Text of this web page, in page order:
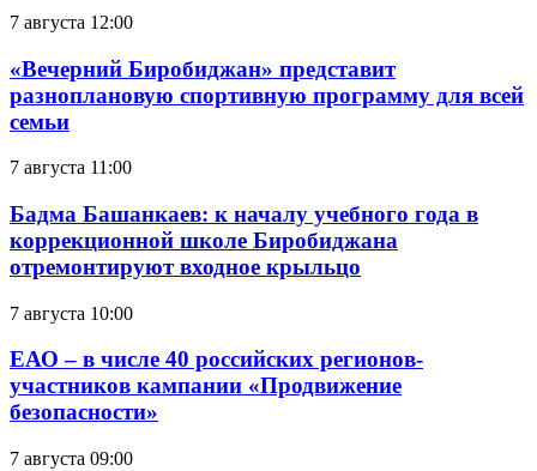
7 августа 12:00
«Вечерний Биробиджан» представит
разноплановую спортивную программу для всей
семьи
7 августа 11:00
Бадма Башанкаев: к началу учебного года в
коррекционной школе Биробиджана
отремонтируют входное крыльцо
7 августа 10:00
ЕАО – в числе 40 российских регионов-
участников кампании «Продвижение
безопасности»
7 августа 09:00